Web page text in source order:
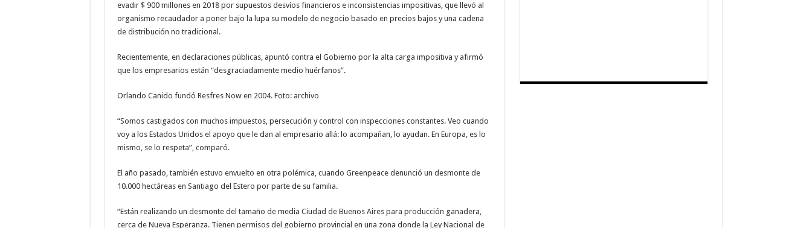
evadir $ 900 millones en 2018 por supuestos desvíos financieros e inconsistencias impositivas, que llevó al
organismo recaudador a poner bajo la lupa su modelo de negocio basado en precios bajos y una cadena
de distribución no tradicional.
Recientemente, en declaraciones públicas, apuntó contra el Gobierno por la alta carga impositiva y afirmó
que los empresarios están “desgraciadamente medio huérfanos”.
Orlando Canido fundó Resfres Now en 2004. Foto: archivo
“Somos castigados con muchos impuestos, persecución y control con inspecciones constantes. Veo cuando
voy a los Estados Unidos el apoyo que le dan al empresario allá: lo acompañan, lo ayudan. En Europa, es lo
mismo, se lo respeta”, comparó.
El año pasado, también estuvo envuelto en otra polémica, cuando Greenpeace denunció un desmonte de
10.000 hectáreas en Santiago del Estero por parte de su familia.
“Están realizando un desmonte del tamaño de media Ciudad de Buenos Aires para producción ganadera,
cerca de Nueva Esperanza. Tienen permisos del gobierno provincial en una zona donde la Ley Nacional de